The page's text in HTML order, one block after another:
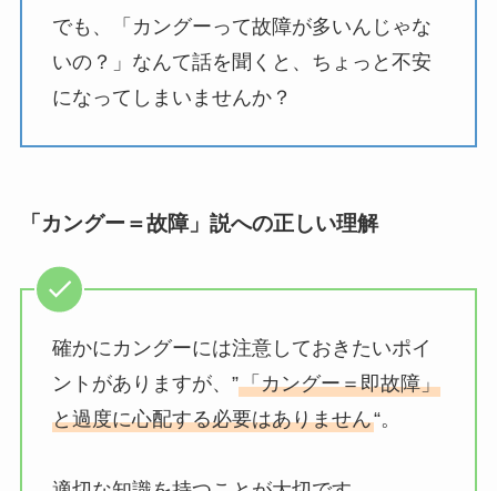
でも、「カングーって故障が多いんじゃな
いの？」なんて話を聞くと、ちょっと不安
になってしまいませんか？
「カングー＝故障」説への正しい理解
確かにカングーには注意しておきたいポイ
ントがありますが、”「カングー＝即故障」
と過度に心配する必要はありません“。